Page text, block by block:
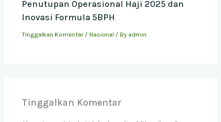
Penutupan Operasional Haji 2025 dan
Inovasi Formula 5BPH
Tinggalkan Komentar /Nasional / By admin
Tinggalkan Komentar